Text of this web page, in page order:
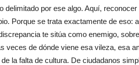
delimitado por ese algo. Aquí,
Porque se trata exactamente de eso:
te sitúa como enemigo,
veces de dónde viene esa vileza, esa
la falta de cultura. De ciudadanos